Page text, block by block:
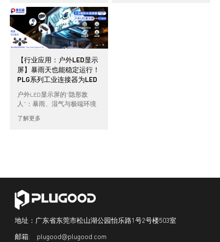
里至关 […]
【行业应用：户外LED显示
屏】暴雨天也能稳定运行！
PLG系列工业连接器为LED
显示屏保驾护航
户外LED显示屏的“隐形敌
人”：暴雨、湿气与极端环境
或大型活动现场，户外LED显
了解更多
地址：广东省东莞市松山湖公园怡乐路1号2号楼503室
plugood@plugood.com